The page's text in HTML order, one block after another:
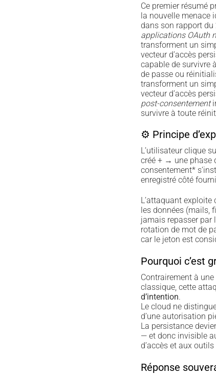
Ce premier résumé
la nouvelle menace
dans son rapport du
applications OAuth
transforment un
vecteur d’accès
capable de survivre
de passe ou
transforment un
vecteur d’accès
post-consentement
survivre à toute
⚙ Principe
L’utilisateur clique
créé + → une phase
consentement*
enregistré côté
L’attaquant
les données (mails,
jamais repasser par
rotation de mot de
car le jeton est
Pourquoi c’est
Contrairement à
classique, cette
d’intention.
Le cloud ne
d’une autorisation
La persistance
— et donc invisible
d’accès et aux outils
Réponse